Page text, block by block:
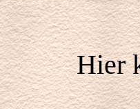
Hier